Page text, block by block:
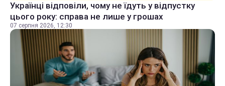
Українці відповіли, чому не їдуть у відпустку
цього року: справа не лише у грошах
07 серпня 2026, 12:30